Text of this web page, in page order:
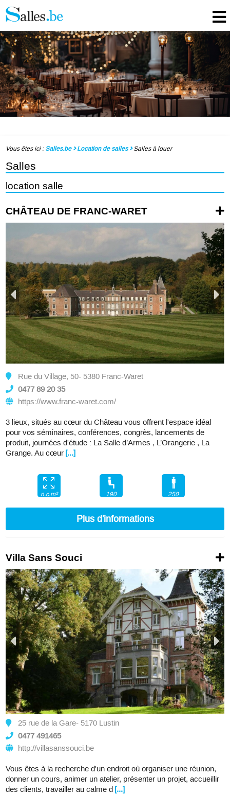
Vous êtes ici : Salles.be Location de salles Salles à louer
Salles
location salle
CHÂTEAU DE FRANC-WARET
Rue du Village, 50- 5380 Franc-Waret
0477 89 20 35
https://www.franc-waret.com/
3 lieux, situés au cœur du Château vous offrent l'espace idéal
pour vos séminaires, conférences, congrès, lancements de
produit, journées d'étude : La Salle d’Armes , L’Orangerie , La
Grange. Au cœur [...]
n.c.m² 190 250
Plus d'informations
Villa Sans Souci
25 rue de la Gare- 5170 Lustin
0477 491465
http://villasanssouci.be
Vous êtes à la recherche d'un endroit où organiser une réunion,
donner un cours, animer un atelier, présenter un projet, accueillir
des clients, travailler au calme d [...]